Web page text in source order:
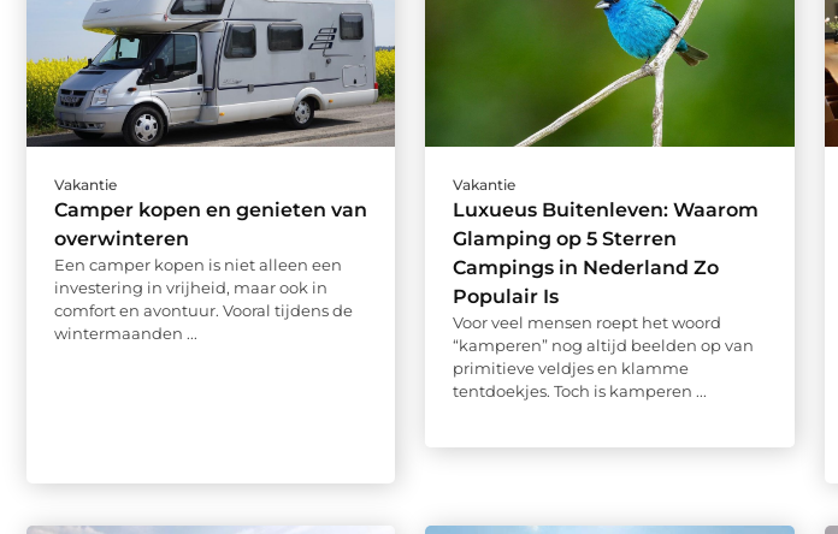
Vakantie
Camper kopen en genieten van
overwinteren
Een camper kopen is niet alleen een
investering in vrijheid, maar ook in
comfort en avontuur. Vooral tijdens de
wintermaanden ...
Vakantie
Luxueus Buitenleven: Waarom
Glamping op 5 Sterren
Campings in Nederland Zo
Populair Is
Voor veel mensen roept het woord
“kamperen” nog altijd beelden op van
primitieve veldjes en klamme
tentdoekjes. Toch is kamperen ...